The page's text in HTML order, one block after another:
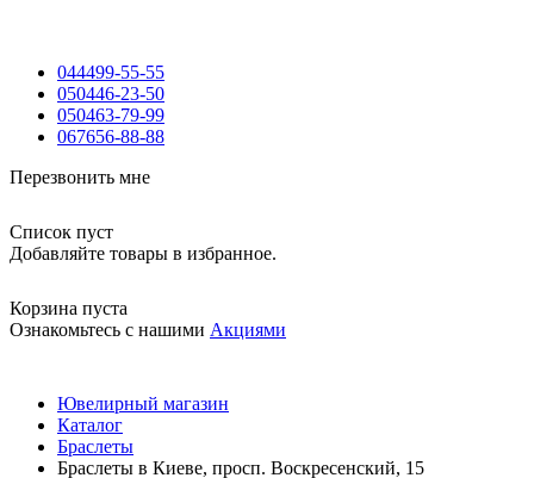
044499-55-55
050446-23-50
050463-79-99
067656-88-88
Перезвонить мне
Список пуст
Добавляйте товары в избранное.
Корзина пуста
Ознакомьтесь с нашими Акциями
Ювелирный магазин
Каталог
Браслеты
Браслеты в Киеве, просп. Воскресенский, 15